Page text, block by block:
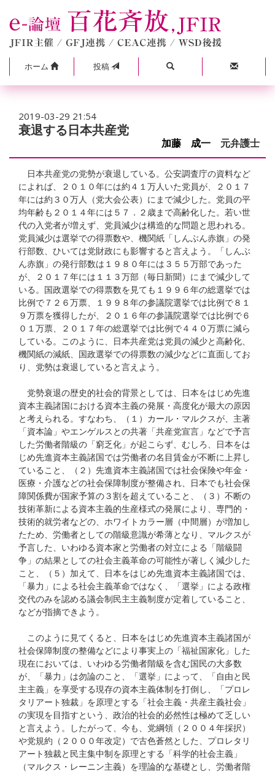
ホーム 投稿
2019-03-29 21:54
衰退する日本共産党
加藤 成一 元弁護士
日本共産党の党勢が衰退している。公安調査庁の資料など
によれば、２０１０年には約４１万人いた党員が、２０１７
年には約３０万人（党大会公表）にまで減少した。党員の平
均年齢も２０１４年には５７．２歳まで高齢化した。若い世
代の入党者が増えず、党員減少は構造的な問題と思われる。
党員減少は選挙での得票数や、機関紙「しんぶん赤旗」の発
行部数、ひいては党財政にも影響すると言えよう。「しんぶ
ん赤旗」の発行部数は１９８０年には３５５万部であった
が、２０１７年には１１３万部（毎日新聞）にまで減少して
いる。国政選挙での得票数を見ても１９９６年の総選挙では
比例で７２６万票、１９９８年の参議院選挙では比例で８１
９万票を獲得したが、２０１６年の参議院選挙では比例で６
０１万票、２０１７年の総選挙では比例で４４０万票に減ら
している。このように、日本共産党は党員の減少と高齢化、
機関紙の減紙、国政選挙での得票数の減少などに直面してお
り、党勢は衰退していると言えよう。
党勢衰退の歴史的社会的背景としては、日本をはじめ先進
資本主義諸国における資本主義の発展・高度化が最大の原因
と考えられる。すなわち、（１）カール・マルクスが、主著
「資本論」やエンゲルスとの共著「共産党宣言」などで予言
した労働者階級の「窮乏化」が起こらず、むしろ、日本をは
じめ先進資本主義諸国では労働者の名目賃金が不断に上昇し
ていること、（２）先進資本主義諸国では社会保険や年金・
医療・介護などの社会保障制度が整備され、日本でも社会保
障関係費が国家予算の３割を超えていること、（３）不断の
技術革新による資本主義的生産様式の発展により、専門的・
技術的就労者などの、ホワイトカラー層（中間層）が増加し
たため、労働者としての階級意識が希薄となり、マルクスが
予言した、いわゆる資本家と労働者の対立による「階級闘
争」の結果としての社会主義革命の可能性が著しく減少した
こと、（５）加えて、日本をはじめ先進資本主義諸国では、
「暴力」による社会主義革命ではなく、「選挙」による政権
交代のみを認める議会制民主主義制度が定着していること、
などが指摘できよう。
このように見てくると、日本をはじめ先進資本主義諸国が
社会保障制度の整備などにより事実上の「福祉国家化」した
現在においては、いわゆる労働者階級を含む国民の大多数
が、「暴力」は勿論のこと、「選挙」によって、「自由と民
主主義」を享受する現存の資本主義体制を打倒し、「プロレ
タリアート独裁」を原理とする「社会主義・共産主義社会」
の実現を目指すという、政治的社会的必然性は極めて乏しい
と言えよう。したがって、今も、党綱領（２００４年採択）
や党規約（２０００年改定）で古色蒼然とした、プロレタリ
アート独裁と民主集中制を原理とする「科学的社会主義」
（マルクス・レーニン主義）を理論的な基礎とし、労働者階